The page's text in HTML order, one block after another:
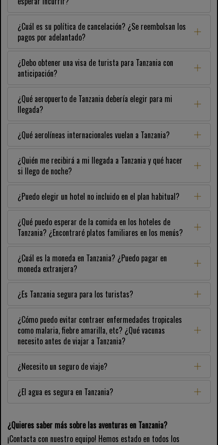
¿Cuál es su política de cancelación? ¿Se reembolsan los
pagos por adelantado?
¿Debo obtener una visa de turista para Tanzania con
anticipación?
¿Qué aeropuerto de Tanzania debería elegir para mi
llegada?
¿Qué aerolíneas internacionales vuelan a Tanzania?
¿Quién me recibirá a mi llegada a Tanzania y qué hacer
si llego de noche?
¿Puedo elegir un hotel no incluido en el plan habitual?
¿Qué puedo esperar de la comida en los hoteles de
Tanzania? ¿Encontraré platos familiares en los menús?
¿Cuál es la moneda en Tanzania? ¿Puedo pagar en
moneda extranjera?
¿Es Tanzania segura para los turistas?
¿Cómo puedo evitar contraer enfermedades tropicales
como malaria, fiebre amarilla, etc? ¿Qué vacunas
necesito antes de viajar a Tanzania?
¿Necesito un seguro de viaje?
¿El agua es segura en Tanzania?
¿Quieres saber más sobre las aventuras en Tanzania?
¡Contacta con nuestro equipo! Hemos estado en todos los